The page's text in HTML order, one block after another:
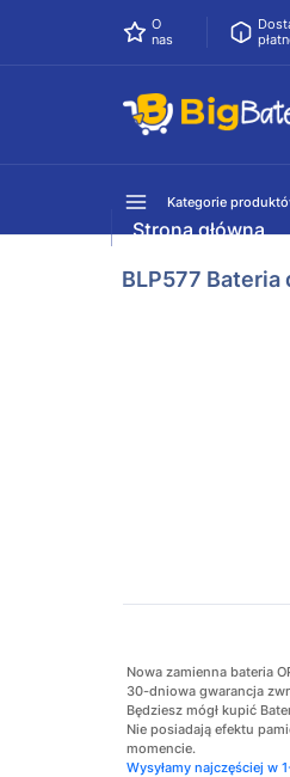
O
nas
Kategorie
Strona główna
BLP577
Nowa zamienna bateria
30-dniowa gwarancja
Będziesz mógł kupić
Nie posiadają efektu
momencie.
Wysyłamy najczęściej w